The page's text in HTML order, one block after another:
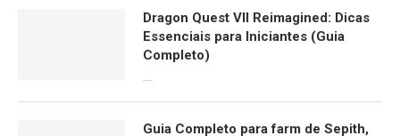
Dragon Quest VII Reimagined: Dicas
Essenciais para Iniciantes (Guia
Completo)
Guia Completo para farm de Sepith,